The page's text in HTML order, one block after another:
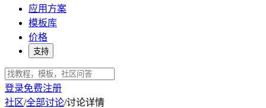
应用方案
模板库
价格
支持
登录免费注册
社区/全部讨论/讨论详情